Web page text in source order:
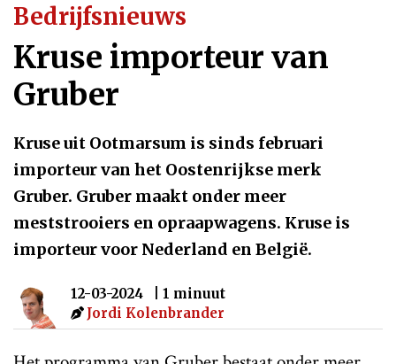
Bedrijfsnieuws
Kruse importeur van
Gruber
Kruse uit Ootmarsum is sinds februari
importeur van het Oostenrijkse merk
Gruber. Gruber maakt onder meer
meststrooiers en opraapwagens. Kruse is
importeur voor Nederland en België.
12-03-2024
| 1 minuut
Jordi Kolenbrander